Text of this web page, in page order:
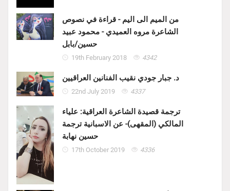
من الميم الى اليم - قراءة في نصوص
الشاعرة مروه العميدي - محمود عبيد
حسين/بابل
19th February 2018 4342
د. جبار جودي نقيب الفنانين العراقيين
22nd July 2019 4337
ترجمة قصيدة الشاعرة العراقية: علياء
المالكي (المقهى)- عن الاسبانية ترجمة
حسين نهابة
17th October 2019 4336